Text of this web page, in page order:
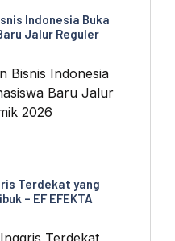
Indonesia Buka
Jalur Reguler
Terdekat yang
– EF EFEKTA